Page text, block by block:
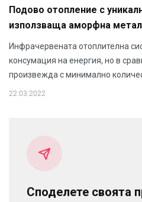
Подово отопление с
използваща аморфна
Инфрачервената отоплителна
консумация на енергия, но в
произвежда с минимално
22.03.2022
Споделете своята